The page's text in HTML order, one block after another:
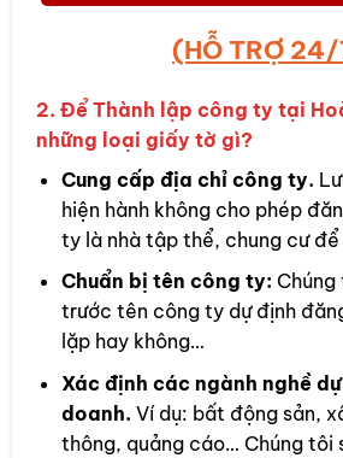
(HỖ TRỢ
2. Để Thành lập công ty tại
những loại giấy tờ gì?
Cung cấp địa chỉ công ty.
hiện hành không cho phép
ty là nhà tập thể, chung cư để
Chuẩn bị tên công ty:
trước tên công ty dự định
lặp hay không…
Xác định các ngành nghề
doanh. Ví dụ: bất động sản,
thông, quảng cáo… Chúng tôi